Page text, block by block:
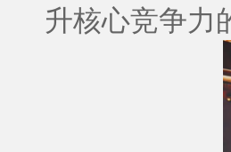
升核心竞争力